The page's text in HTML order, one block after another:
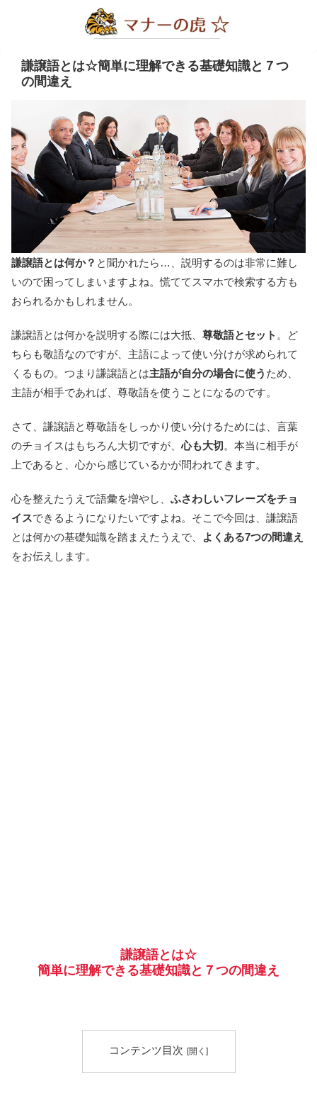
謙譲語とは☆簡単に理解できる基礎知識と７つ
の間違え
謙譲語とは何か？ と聞かれたら…、説明するのは非常に難し
いので困ってしまいますよね。慌ててスマホで検索する方も
おられるかもしれません。
謙譲語とは何かを説明する際には大抵、 尊敬語とセット 。ど
ちらも敬語なのですが、主語によって使い分けが求められて
くるもの。つまり謙譲語とは主語が自分の場合に使う ため、
主語が相手であれば、尊敬語を使うことになるのです。
さて、謙譲語と尊敬語をしっかり使い分けるためには、言葉
のチョイスはもちろん大切ですが、心も大切。本当に相手が
上であると、心から感じているかが問われてきます。
心を整えたうえで語彙を増やし、 ふさわしいフレーズをチョ
イスできるようになりたいですよね。そこで今回は、謙譲語
とは何かの基礎知識を踏まえたうえで、
よくある7つの間違え
をお伝えします。
謙譲語とは☆
簡単に理解できる基礎知識と７つの間違え
コンテンツ目次